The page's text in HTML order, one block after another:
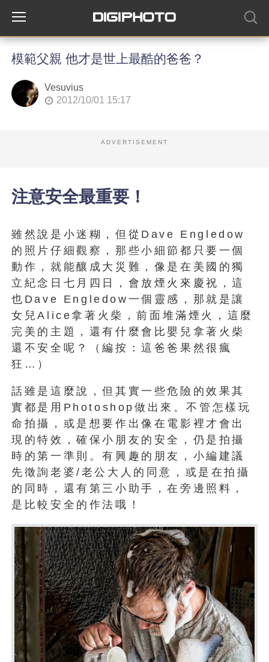
模範父親 他才是世上最酷的爸爸？
Vesuvius
2012/10/01 15:17
ADVERTISEMENT
注意安全最重要！
雖然說是小迷糊，但從Dave Engledow
的照片仔細觀察，那些小細節都只要一個
動作，就能釀成大災難，像是在美國的獨
立紀念日七月四日，會放煙火來慶祝，這
也Dave Engledow一個靈感，那就是讓
女兒Alice拿著火柴，前面堆滿煙火，這麼
完美的主題，還有什麼會比嬰兒拿著火柴
還不安全呢？（編按：這爸爸果然很瘋
狂…）
話雖是這麼說，但其實一些危險的效果其
實都是用Photoshop做出來。不管怎樣玩
命拍攝，或是想要作出像在電影裡才會出
現的特效，確保小朋友的安全，仍是拍攝
時的第一準則。有興趣的朋友，小編建議
先徵詢老婆/老公大人的同意，或是在拍攝
的同時，還有第三小助手，在旁邊照料，
是比較安全的作法哦！